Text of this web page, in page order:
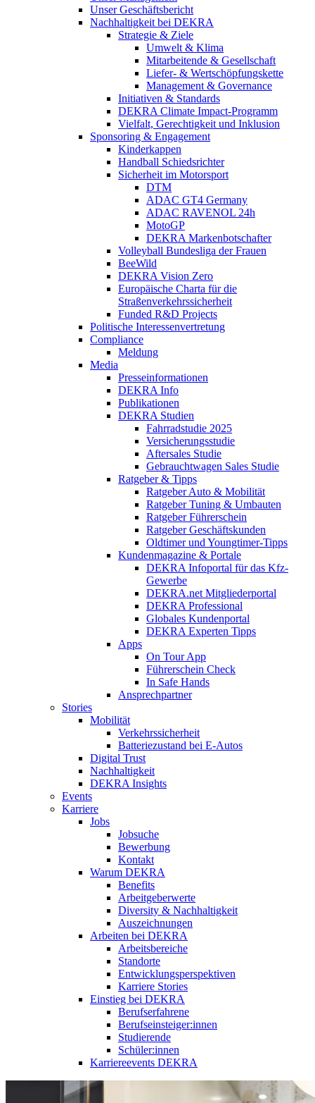
Unser Geschäftsbericht
Nachhaltigkeit bei DEKRA
Strategie & Ziele
Umwelt & Klima
Mitarbeitende & Gesellschaft
Liefer- & Wertschöpfungskette
Management & Governance
Initiativen & Standards
DEKRA Climate Impact-Programm
Vielfalt, Gerechtigkeit und Inklusion​
Sponsoring & Engagement
Kinderkappen
Handball Schiedsrichter
Sicherheit im Motorsport
DTM
ADAC GT4 Germany
ADAC RAVENOL 24h
MotoGP
DEKRA Markenbotschafter
Volleyball Bundesliga der Frauen
BeeWild
DEKRA Vision Zero
Europäische Charta für die
Straßenverkehrssicherheit
Funded R&D Projects
Politische Interessenvertretung
Compliance
Meldung
Media
Presseinformationen
DEKRA Info
Publikationen
DEKRA Studien
Fahrradstudie 2025
Versicherungsstudie
Aftersales Studie
Gebrauchtwagen Sales Studie
Ratgeber & Tipps
Ratgeber Auto & Mobilität
Ratgeber Tuning & Umbauten
Ratgeber Führerschein
Ratgeber Geschäftskunden
Oldtimer und Youngtimer-Tipps
Kundenmagazine & Portale
DEKRA Infoportal für das Kfz-
Gewerbe
DEKRA.net Mitgliederportal
DEKRA Professional
Globales Kundenportal
DEKRA Experten Tipps
Apps
On Tour App
Führerschein Check
In Safe Hands
Ansprechpartner
Stories
Mobilität
Verkehrssicherheit
Batteriezustand bei E-Autos
Digital Trust
Nachhaltigkeit
DEKRA Insights
Events
Karriere
Jobs
Jobsuche
Bewerbung
Kontakt
Warum DEKRA
Benefits
Arbeitgeberwerte
Diversity & Nachhaltigkeit
Auszeichnungen
Arbeiten bei DEKRA
Arbeitsbereiche
Standorte
Entwicklungsperspektiven
Karriere Stories
Einstieg bei DEKRA
Berufserfahrene
Berufseinsteiger:innen
Studierende
Schüler:innen
Karriereevents DEKRA